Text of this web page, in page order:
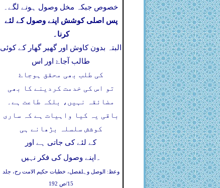
خصوص جبکہ مخل وصول ہونے لگے۔
پس اصلی کوشش اپنے وصول کے لئے
کرنا۔
البتہ بدون کاوش اور گھیر گھار کے کوئی
طالب آجاۓ اور اس
کی طلب بھی محقق ہوجاۓ
تو اس کی خدمت کردینے کا بھی
مضائقہ نہیں، بلکہ طاعت ہے۔
باقی یہ کیا واہیات ہے کہ ساری
کوشش سلسلہ بڑھانے ہی
کے لئے کی جاتی ہے اور
اپنے وصول کی فکر نہیں ۔
وعظ: الوصل وہلفصل، خطبات حکیم الامت رح، جلد
15/ص 192